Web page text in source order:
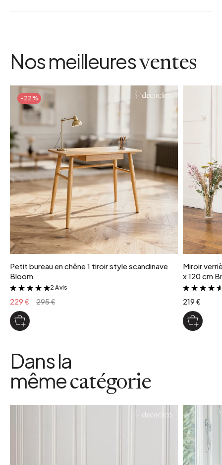
Nos meilleuresventes
-22%
Petit bureau en chêne 1 tiroir style scandinave
Bloom
&
2 Avis
229 € 295 €
Miroir
x 120 cm
219 €
Dans la
mêmecatégorie